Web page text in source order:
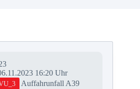
16:20 Uhr
Auffahrunfall A39